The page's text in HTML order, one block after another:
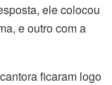
ele colocou
e outro com a
ficaram logo